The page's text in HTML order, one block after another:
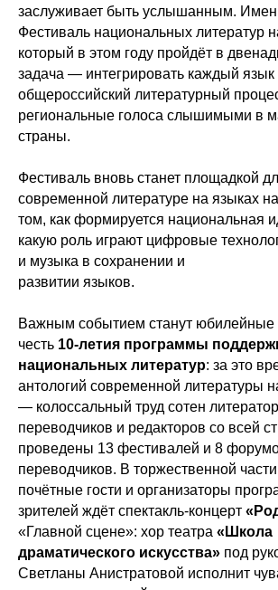
заслуживает быть услышанным.
Фестиваль национальных литератур
который в этом году пройдёт в
задача — интегрировать каждый язык
общероссийский литературный
региональные голоса слышимыми в
страны.
Фестиваль вновь станет площадкой
современной литературе на языках
том, как формируется национальная
какую роль играют цифровые
и музыка в сохранении и
развитии языков.
Важным событием станут юбилейные
честь 10-летия программы
национальных литератур: за это
антологий современной литературы
— колоссальный труд сотен
переводчиков и редакторов со всей
проведены 13 фестивалей и 8
переводчиков. В торжественной
почётные гости и организаторы
зрителей ждёт спектакль-концерт
«Главной сцене»: хор театра «Школа
драматического искусства» под
Светланы Анистратовой исполнит